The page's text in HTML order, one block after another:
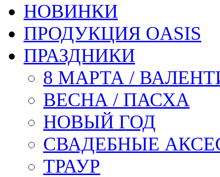
НОВИНКИ
ПРОДУКЦИЯ OASIS
ПРАЗДНИКИ
8 МАРТА /
ВЕСНА / ПАСХА
НОВЫЙ ГОД
СВАДЕБНЫЕ
ТРАУР